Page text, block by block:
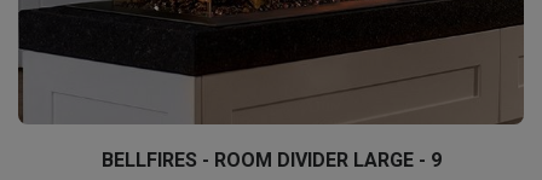
BELLFIRES - ROOM DIVIDER LARGE - 9